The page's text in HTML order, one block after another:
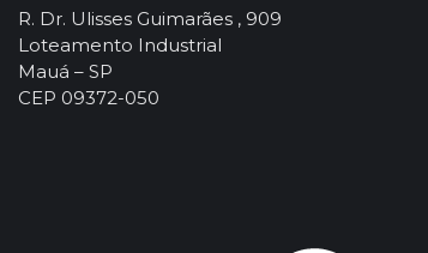
R. Dr. Ulisses Guimarães , 909
Loteamento Industrial
Mauá – SP
CEP 09372-050